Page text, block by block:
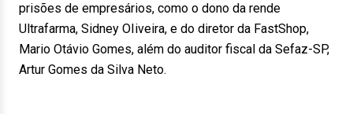
prisões de empresários, como o dono da rende
Ultrafarma, Sidney OIiveira, e do diretor da FastShop,
Mario Otávio Gomes, além do auditor fiscal da Sefaz-SP,
Artur Gomes da Silva Neto.